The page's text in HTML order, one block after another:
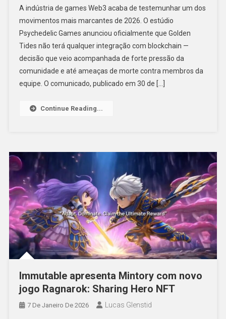
A indústria de games Web3 acaba de testemunhar um dos
movimentos mais marcantes de 2026. O estúdio
Psychedelic Games anunciou oficialmente que Golden
Tides não terá qualquer integração com blockchain —
decisão que veio acompanhada de forte pressão da
comunidade e até ameaças de morte contra membros da
equipe. O comunicado, publicado em 30 de […]
Continue Reading...
Immutable apresenta Mintory com novo
jogo Ragnarok: Sharing Hero NFT
7 De Janeiro De 2026 Lucas Glenstid